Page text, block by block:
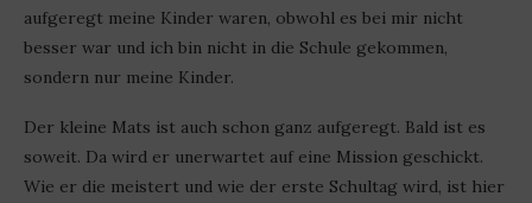
aufgeregt meine Kinder waren, obwohl es bei mir nicht
besser war und ich bin nicht in die Schule gekommen,
sondern nur meine Kinder.
Der kleine Mats ist auch schon ganz aufgeregt. Bald ist es
soweit. Da wird er unerwartet auf eine Mission geschickt.
Wie er die meistert und wie der erste Schultag wird, ist hier